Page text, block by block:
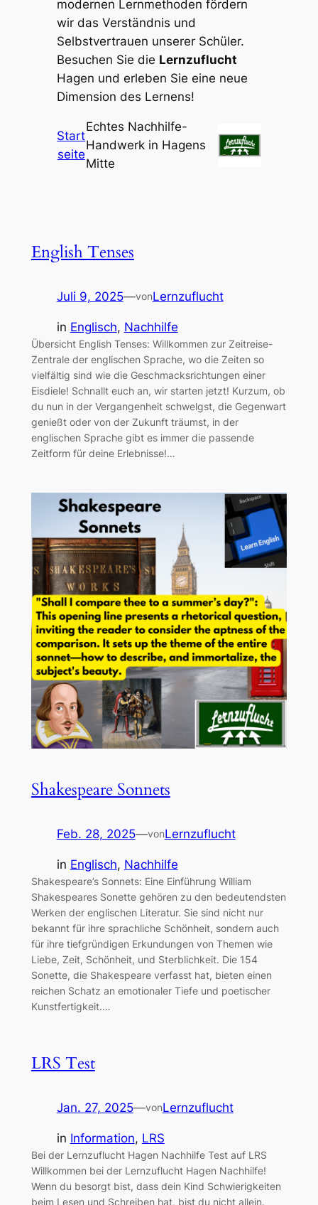
modernen Lernmethoden fördern
wir das Verständnis und
Selbstvertrauen unserer Schüler.
Besuchen Sie die Lernzuflucht
Hagen und erleben Sie eine neue
Dimension des Lernens!
Start
seite
Echtes Nachhilfe-
Handwerk in Hagens
Mitte
English Tenses
Juli 9, 2025—vonLernzuflucht
in Englisch, Nachhilfe
Übersicht English Tenses: Willkommen zur Zeitreise-
Zentrale der englischen Sprache, wo die Zeiten so
vielfältig sind wie die Geschmacksrichtungen einer
Eisdiele! Schnallt euch an, wir starten jetzt! Kurzum, ob
du nun in der Vergangenheit schwelgst, die Gegenwart
genießt oder von der Zukunft träumst, in der
englischen Sprache gibt es immer die passende
Zeitform für deine Erlebnisse!…
Shakespeare Sonnets
Feb. 28, 2025—vonLernzuflucht
in Englisch, Nachhilfe
Shakespeare’s Sonnets: Eine Einführung William
Shakespeares Sonette gehören zu den bedeutendsten
Werken der englischen Literatur. Sie sind nicht nur
bekannt für ihre sprachliche Schönheit, sondern auch
für ihre tiefgründigen Erkundungen von Themen wie
Liebe, Zeit, Schönheit, und Sterblichkeit. Die 154
Sonette, die Shakespeare verfasst hat, bieten einen
reichen Schatz an emotionaler Tiefe und poetischer
Kunstfertigkeit.…
LRS Test
Jan. 27, 2025—vonLernzuflucht
in Information, LRS
Bei der Lernzuflucht Hagen Nachhilfe Test auf LRS
Willkommen bei der Lernzuflucht Hagen Nachhilfe!
Wenn du besorgt bist, dass dein Kind Schwierigkeiten
beim Lesen und Schreiben hat, bist du nicht allein.